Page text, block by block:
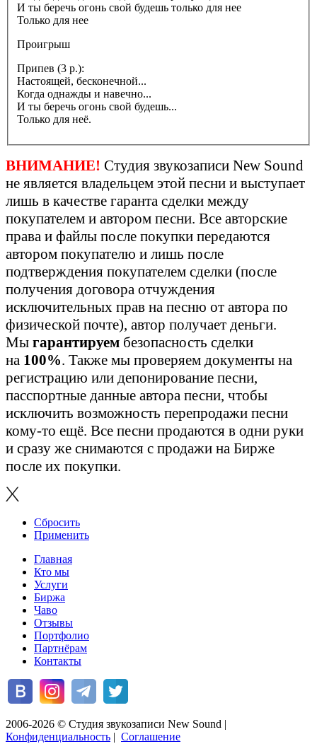
И ты беречь огонь свой будешь только для нее
Только для нее
Проигрыш
Припев (3 р.):
Настоящей, бесконечной...
Когда однажды и навечно...
И ты беречь огонь свой будешь...
Только для неё.
ВНИМАНИЕ! Студия звукозаписи New Sound
не является владельцем этой песни и выступает
лишь в качестве гаранта сделки между
покупателем и автором песни. Все авторские
права и файлы после покупки передаются
автором покупателю и лишь после
подтверждения покупателем сделки (после
получения договора отчуждения
исключительных прав на песню от автора по
физической почте), автор получает деньги.
Мы гарантируем безопасность сделки
на 100%. Также мы проверяем документы на
регистрацию или депонирование песни,
пасспортные данные автора песни, чтобы
исключить возможность перепродажи песни
кому-то ещё. Все песни продаются в одни руки
и сразу же снимаются с продажи на Бирже
после их покупки.
Сбросить
Применить
Главная
Кто мы
Услуги
Биржа
Чаво
Отзывы
Портфолио
Партнёрам
Контакты
2006-2026 © Студия звукозаписи New Sound
Конфиденциальность
Соглашение